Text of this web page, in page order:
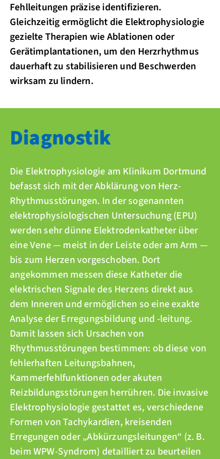
Fehlleitungen präzise identifizieren.
Gleichzeitig ermöglicht die Elektrophysiologie
gezielte Therapien wie Ablationen oder
Gerätimplantationen, um den Herzrhythmus
dauerhaft zu stabilisieren und Beschwerden
wirksam zu lindern.
Diagnostik
Die Elektrophysiologie am Klinikum Dortmund
befasst sich mit der Abklärung von Herz-
Rhythmusstörungen. In der sogenannten
elektrophysiologischen Untersuchung (EPU)
werden sehr dünne Elektrodenkatheter über
eine Vene — meist in der Leiste oder am Arm —
bis zum Herzen vorgeschoben. Dort
angekommen messen diese Katheter die
elektrischen Signale des Herzens direkt aus
dem Inneren und ermöglichen so eine exakte
Analyse der Erregungsbildung und -leitung.
Damit lassen sich Ursachen von
Rhythmusstörungen bestimmen: ob diese von
fehlerhaften Leitungsbahnen,
Kammerfehlfunktionen oder akuten
Reizbildungsstörungen herrühren. Die invasive
Elektrophysiologie gestattet es, verschiedene
Formen von Tachykardien, kreisenden
Erregungen oder „Abkürzungsleitungen“ (z. B.
beim WPW-Syndrom) detailliert zu beurteilen